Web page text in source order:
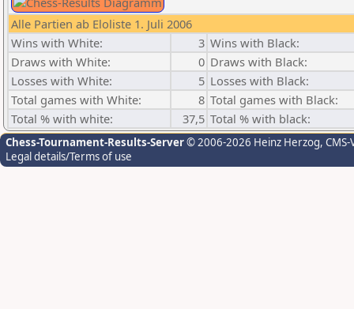
Alle Partien ab Eloliste 1. Juli 2006
Wins with White:
3 Wins with Black:
Draws with White:
0 Draws with Black:
Losses with White:
5 Losses with Black:
Total games with White:
8 Total games with Black:
Total % with white:
37,5 Total % with black:
Chess-Tournament-Results-Server© 2006-2026 Heinz Herzog,
Legal details/Terms of use